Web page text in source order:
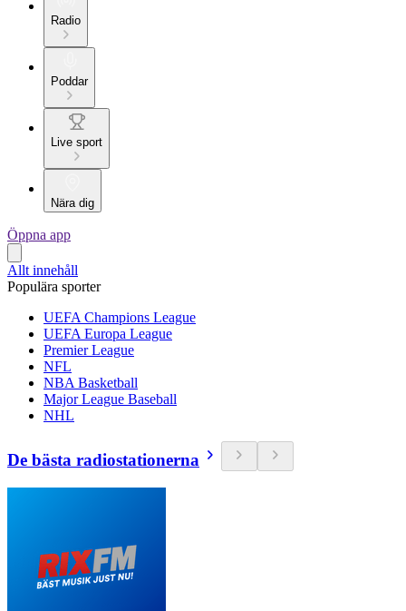
Radio
Poddar
Live sport
Nära dig
Öppna app
Allt innehåll
Populära sporter
UEFA Champions League
UEFA Europa League
Premier League
NFL
NBA Basketball
Major League Baseball
NHL
De bästa radiostationerna